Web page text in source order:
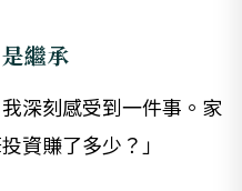
繼承
深刻感受到一件事。家
資賺了多少？」